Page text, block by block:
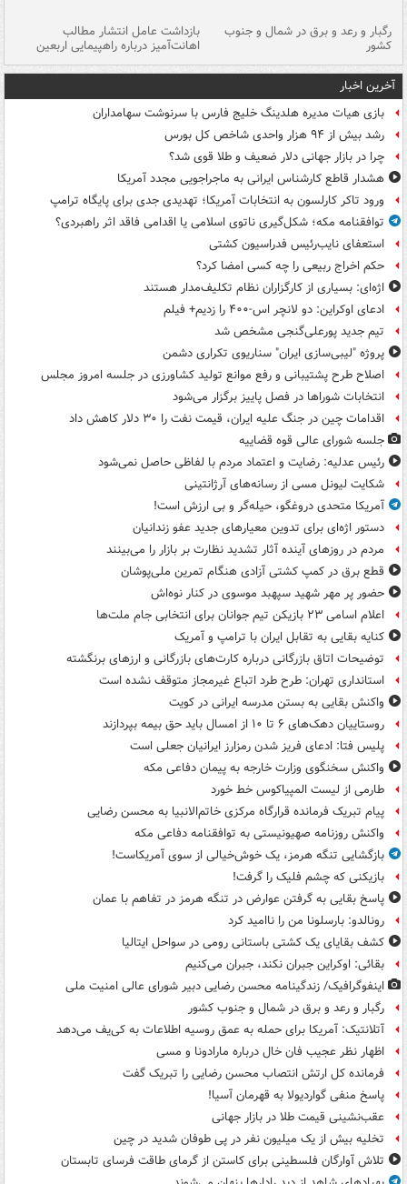
رگبار و رعد و برق در شمال و جنوب
کشور
بازداشت عامل انتشار مطالب
اهانت‌آمیز درباره راهپیمایی اربعین
آخرین اخبار
بازی هیات مدیره هلدینگ خلیج فارس با سرنوشت سهامداران
رشد بیش از ۹۴ هزار واحدی شاخص کل بورس
چرا در بازار جهانی دلار ضعیف و طلا قوی شد؟
هشدار قاطع کارشناس ایرانی به ماجراجویی مجدد آمریکا
ورود تاکر کارلسون به انتخابات آمریکا؛ تهدیدی جدی برای پایگاه ترامپ
توافقنامه مکه؛ شکل‌گیری ناتوی اسلامی یا اقدامی فاقد اثر راهبردی؟
استعفای نایب‌رئیس فدراسیون کشتی
حکم اخراج ربیعی را چه کسی امضا کرد؟
اژه‌ای: بسیاری از کارگزاران نظام تکلیف‌مدار هستند
ادعای اوکراین: دو لانچر اس-۴۰۰ را زدیم+ فیلم
تیم جدید پورعلی‌گنجی مشخص شد
پروژه "لیبی‌سازی ایران" سناریوی تکراری دشمن
اصلاح طرح پشتیبانی و رفع موانع تولید کشاورزی در جلسه امروز مجلس
انتخابات شوراها در فصل پاییز برگزار می‌شود
اقدامات چین در جنگ علیه ایران، قیمت نفت را ۳۰ دلار کاهش داد
جلسه شورای عالی قوه قضاییه
رئیس عدلیه: رضایت و اعتماد مردم با لفاظی حاصل نمی‌شود
شکایت لیونل مسی از رسانه‌های آرژانتینی
آمریکا متحدی دروغگو، حیله‌گر و بی ارزش است!
دستور اژه‌ای برای تدوین معیارهای جدید عفو زندانیان
مردم در روزهای آینده آثار تشدید نظارت بر بازار را می‌بینند
قطع برق در کمپ کشتی آزادی هنگام تمرین ملی‌پوشان
حضور پر مهر شهید سپهبد موسوی در کنار نوه‌اش
اعلام اسامی ۲۳ بازیکن تیم جوانان برای انتخابی جام ملت‌ها
کنایه بقایی به تقابل ایران با ترامپ و آمریک
توضیحات اتاق بازرگانی درباره کارت‌های بازرگانی و ارزهای برنگشته
استانداری تهران: طرح طرد اتباع غیرمجاز متوقف نشده است
واکنش بقایی به بستن مدرسه ایرانی در کویت
روستاییان دهک‌های ۶ تا ۱۰ از امسال باید حق بیمه بپردازند
پلیس فتا: ادعای فریز شدن رمزارز ایرانیان جعلی است
واکنش سخنگوی وزارت خارجه به پیمان دفاعی مکه
طارمی از لیست المپیاکوس خط خورد
پیام تبریک فرمانده قرارگاه مرکزی خاتم‌الانبیا به محسن رضایی
واکنش روزنامه صهیونیستی به توافقنامه دفاعی مکه
بازگشایی تنگه هرمز، یک خوش‌خیالی از سوی آمریکاست!
بازیکنی که چشم فلیک را گرفت!
پاسخ بقایی به گرفتن عوارض در تنگه هرمز در تفاهم با عمان
رونالدو: بارسلونا من را ناامید کرد
کشف بقایای یک کشتی باستانی رومی در سواحل ایتالیا
بقائی: اوکراین جبران نکند، جبران می‌کنیم
اینفوگرافیک/ زندگینامه محسن رضایی دبیر شورای عالی امنیت‌ ملی
رگبار و رعد و برق در شمال و جنوب کشور
آتلانتیک: آمریکا برای حمله به عمق روسیه اطلاعات به کی‌یف می‌دهد
اظهار نظر عجیب فان خال درباره مارادونا و مسی
فرمانده کل ارتش انتصاب محسن رضایی را تبریک گفت
پاسخ منفی گواردیولا به قهرمان آسیا!
عقب‌نشینی قیمت طلا در بازار جهانی
تخلیه بیش از یک میلیون نفر در پی طوفان شدید در چین
تلاش آوارگان فلسطینی برای کاستن از گرمای طاقت فرسای تابستان